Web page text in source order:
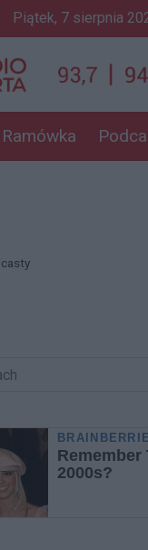
piątek, 7 sierpnia
Ramówka